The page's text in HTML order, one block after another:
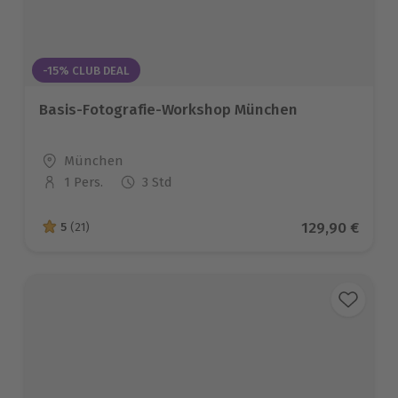
-15% CLUB DEAL
Basis-Fotografie-Workshop München
Standort
München
Anzahl der Teilnehmer
1 Pers. 3 Std
5 von 5 Sternen basierend auf 21 Bewertungen
5 (21) Aktueller
129,90 €